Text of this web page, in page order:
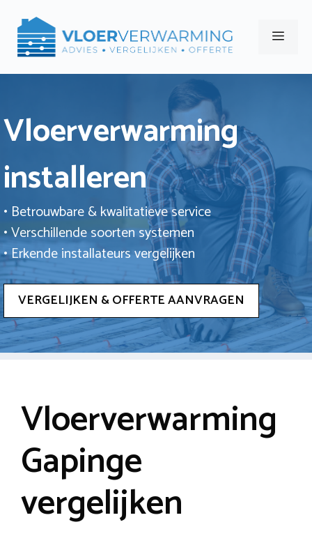
naar
Menu
Vloerverwarming
installeren
• Betrouwbare & kwalitatieve service
• Verschillende soorten systemen
• Erkende installateurs vergelijken
VERGELIJKEN & OFFERTE AANVRAGEN
Vloerverwarming
Gapinge
vergelijken